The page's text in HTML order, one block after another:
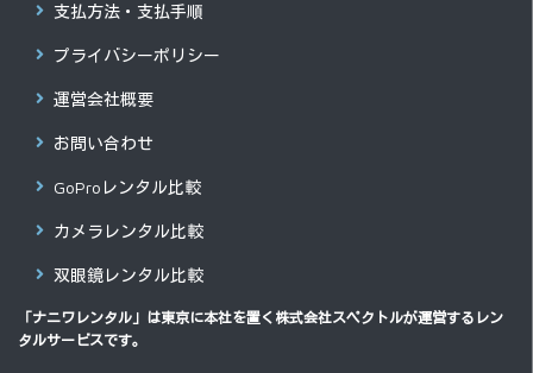
支払方法・支払手順
プライバシーポリシー
運営会社概要
お問い合わせ
GoProレンタル比較
カメラレンタル比較
双眼鏡レンタル比較
「ナニワレンタル」は東京に本社を置く 株式会社スペクトルが運営するレン
タルサービスです。